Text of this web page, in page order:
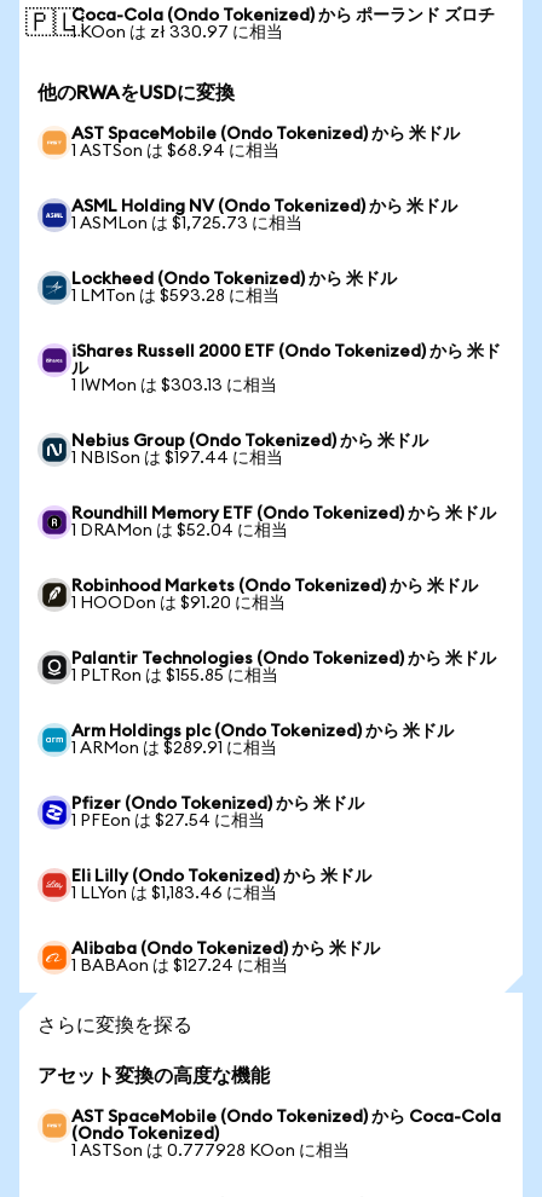
🇵🇱Coca-Cola (Ondo Tokenized) から ポーランド ズロチ
1 KOon は zł 330.97 に相当
他のRWAをUSDに変換
AST SpaceMobile (Ondo Tokenized) から 米ドル
1 ASTSon は $68.94 に相当
ASML Holding NV (Ondo Tokenized) から 米ドル
1 ASMLon は $1,725.73 に相当
Lockheed (Ondo Tokenized) から 米ドル
1 LMTon は $593.28 に相当
iShares Russell 2000 ETF (Ondo Tokenized) から 米ド
ル
1 IWMon は $303.13 に相当
Nebius Group (Ondo Tokenized) から 米ドル
1 NBISon は $197.44 に相当
Roundhill Memory ETF (Ondo Tokenized) から 米ドル
1 DRAMon は $52.04 に相当
Robinhood Markets (Ondo Tokenized) から 米ドル
1 HOODon は $91.20 に相当
Palantir Technologies (Ondo Tokenized) から 米ドル
1 PLTRon は $155.85 に相当
Arm Holdings plc (Ondo Tokenized) から 米ドル
1 ARMon は $289.91 に相当
Pfizer (Ondo Tokenized) から 米ドル
1 PFEon は $27.54 に相当
Eli Lilly (Ondo Tokenized) から 米ドル
1 LLYon は $1,183.46 に相当
Alibaba (Ondo Tokenized) から 米ドル
1 BABAon は $127.24 に相当
さらに変換を探る
アセット変換の高度な機能
AST SpaceMobile (Ondo Tokenized) から Coca-Cola
(Ondo Tokenized)
1 ASTSon は 0.777928 KOon に相当